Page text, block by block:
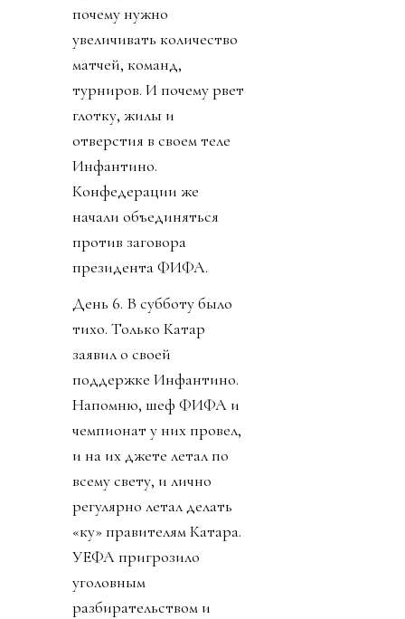
почему нужно
увеличивать количество
матчей, команд,
турниров. И почему рвет
глотку, жилы и
отверстия в своем теле
Инфантино.
Конфедерации же
начали объединяться
против заговора
президента ФИФА.
День 6. В субботу было
тихо. Только Катар
заявил о своей
поддержке Инфантино.
Напомню, шеф ФИФА и
чемпионат у них провел,
и на их джете летал по
всему свету, и лично
регулярно летал делать
«ку» правителям Катара.
УЕФА пригрозило
уголовным
разбирательством и